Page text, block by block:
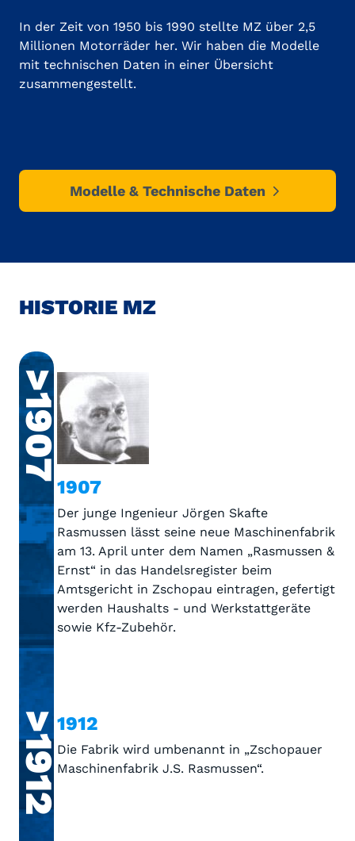
In der Zeit von 1950 bis 1990 stellte MZ über 2,5
Millionen Motorräder her. Wir haben die Modelle
mit technischen Daten in einer Übersicht
zusammengestellt.
Modelle & Technische Daten
HISTORIE MZ
>1907
1907
Der junge Ingenieur Jörgen Skafte
Rasmussen lässt seine neue Maschinenfabrik
am 13. April unter dem Namen „Rasmussen &
Ernst“ in das Handelsregister beim
Amtsgericht in Zschopau eintragen, gefertigt
werden Haushalts - und Werkstattgeräte
sowie Kfz-Zubehör.
>19121912
Die Fabrik wird umbenannt in „Zschopauer
Maschinenfabrik J.S. Rasmussen“.